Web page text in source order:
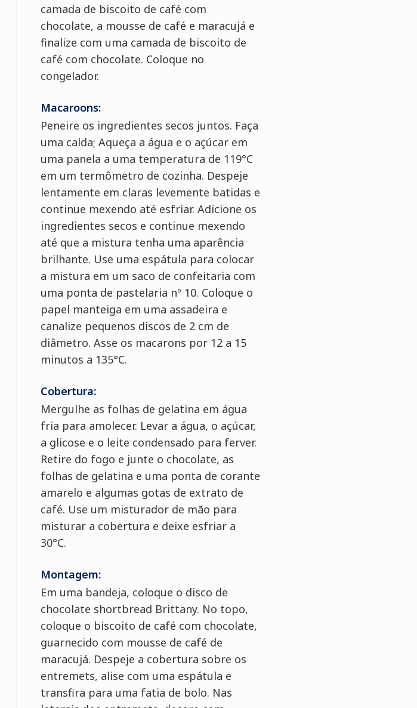
camada de biscoito de café com
chocolate, a mousse de café e maracujá e
finalize com uma camada de biscoito de
café com chocolate. Coloque no
congelador.
Macaroons:
Peneire os ingredientes secos juntos. Faça
uma calda; Aqueça a água e o açúcar em
uma panela a uma temperatura de 119°C
em um termômetro de cozinha. Despeje
lentamente em claras levemente batidas e
continue mexendo até esfriar. Adicione os
ingredientes secos e continue mexendo
até que a mistura tenha uma aparência
brilhante. Use uma espátula para colocar
a mistura em um saco de confeitaria com
uma ponta de pastelaria nº 10. Coloque o
papel manteiga em uma assadeira e
canalize pequenos discos de 2 cm de
diâmetro. Asse os macarons por 12 a 15
minutos a 135°C.
Cobertura:
Mergulhe as folhas de gelatina em água
fria para amolecer. Levar a água, o açúcar,
a glicose e o leite condensado para ferver.
Retire do fogo e junte o chocolate, as
folhas de gelatina e uma ponta de corante
amarelo e algumas gotas de extrato de
café. Use um misturador de mão para
misturar a cobertura e deixe esfriar a
30°C.
Montagem:
Em uma bandeja, coloque o disco de
chocolate shortbread Brittany. No topo,
coloque o biscoito de café com chocolate,
guarnecido com mousse de café de
maracujá. Despeje a cobertura sobre os
entremets, alise com uma espátula e
transfira para uma fatia de bolo. Nas